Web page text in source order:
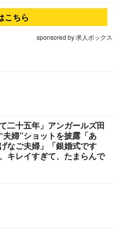
こちら
sponsored by 求人ボックス
二十五年」アンガールズ田
夫婦”ショットを披露「あ
なご夫婦」「銀婚式です
キレイすぎて、たまらんで